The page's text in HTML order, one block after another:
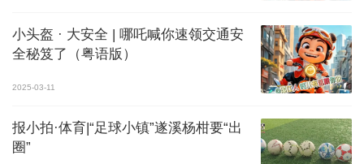
小头盔 · 大安全 | 哪吒喊你速领交通安
全秘笈了（粤语版）
2025-03-11
报小拍·体育|“足球小镇”遂溪杨柑要“出
圈”